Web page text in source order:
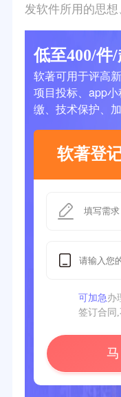
发软件所用的思想
低至400/件
软著可用于评高
项目投标、app
缴、技术保护、加
软著登
可加急办
签订合同